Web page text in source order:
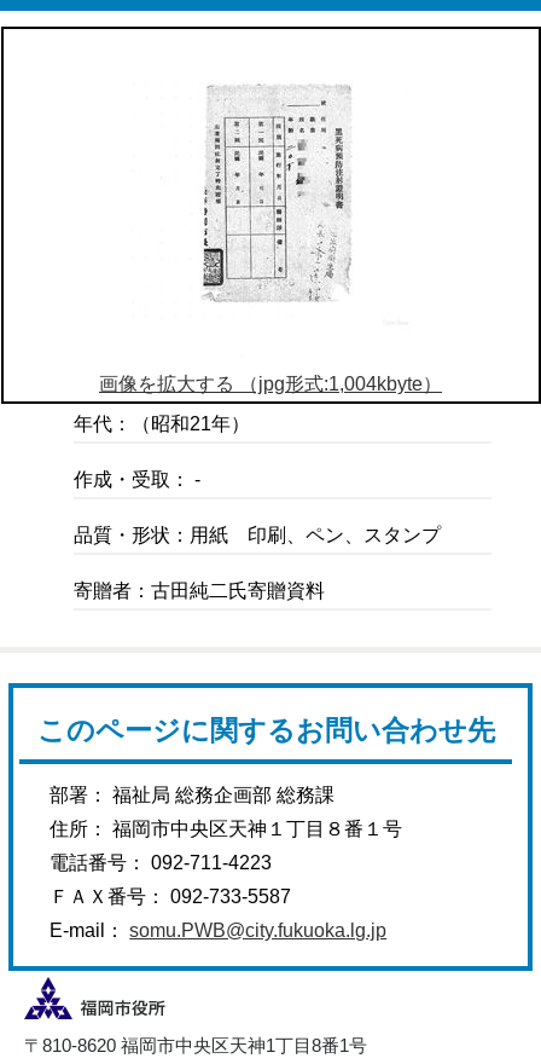
画像を拡大する （jpg形式:1,004kbyte）
年代：（昭和21年）
作成・受取： -
品質・形状：用紙 印刷、ペン、スタンプ
寄贈者：古田純二氏寄贈資料
このページに関するお問い合わせ先
部署： 福祉局 総務企画部 総務課
住所： 福岡市中央区天神１丁目８番１号
電話番号： 092-711-4223
ＦＡＸ番号： 092-733-5587
E-mail：somu.PWB@city.fukuoka.lg.jp
〒810-8620 福岡市中央区天神1丁目8番1号